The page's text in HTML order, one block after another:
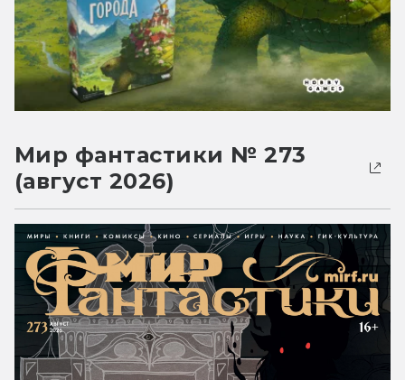
Мир фантастики № 273
(август 2026)